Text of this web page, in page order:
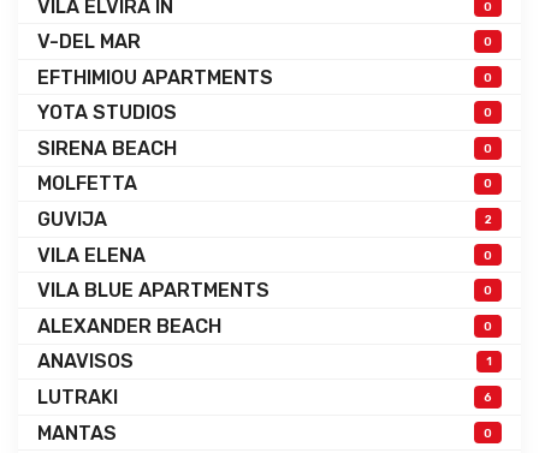
VILA ELVIRA IN 0
V-DEL MAR 0
EFTHIMIOU APARTMENTS 0
YOTA STUDIOS 0
SIRENA BEACH 0
MOLFETTA 0
GUVIJA 2
VILA ELENA 0
VILA BLUE APARTMENTS 0
ALEXANDER BEACH 0
ANAVISOS 1
LUTRAKI 6
MANTAS 0